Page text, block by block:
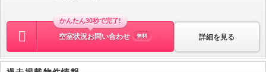
詳細を見る
かんたん30秒で完了!
空室状況お問い合わせ 無料